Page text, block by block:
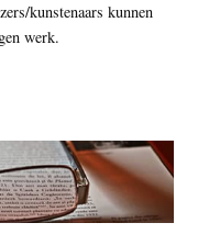
kunstenaars kunnen
werk.